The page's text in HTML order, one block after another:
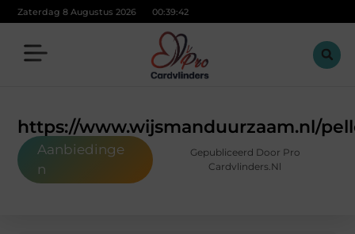
Zaterdag 8 Augustus 2026 00:39:43
https://www.wijsmanduurzaam.nl/
Aanbiedinge
n
Gepubliceerd Door Pro
Cardvlinders.nl